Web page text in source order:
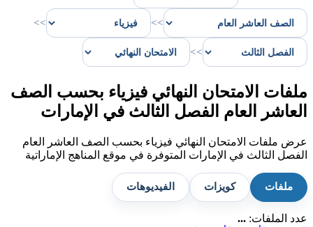
>>
>>
>>
ملفات الامتحان النهائي فيزياء بحسب الصف
العاشر العام الفصل الثالث في الإمارات
عرض ملفات الامتحان النهائي فيزياء بحسب الصف العاشر العام
الفصل الثالث في الإمارات المتوفرة في موقع المناهج الإماراتية
ملفات كويزات الفيديوهات
عدد الملفات: ...